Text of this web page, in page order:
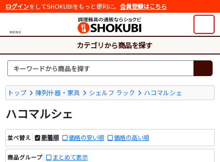
ログインをしてSHOKUBIをもっと便利に。 会員登録はこちら
MENU
カテゴリから商品を探す
トップ 陳列什器・家具 シェルフ ラック ハコマルシェ
ハコマルシェ
並べ替え 新着順 価格の安い順 価格の高い順
商品グループ まとめて表示